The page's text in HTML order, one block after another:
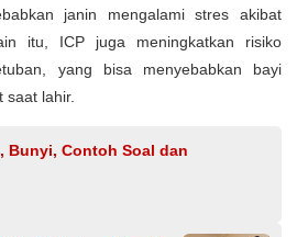
janin mengalami stres akibat
itu, ICP juga meningkatkan risiko
yang bisa menyebabkan bayi
saat lahir.
Bunyi, Contoh Soal dan